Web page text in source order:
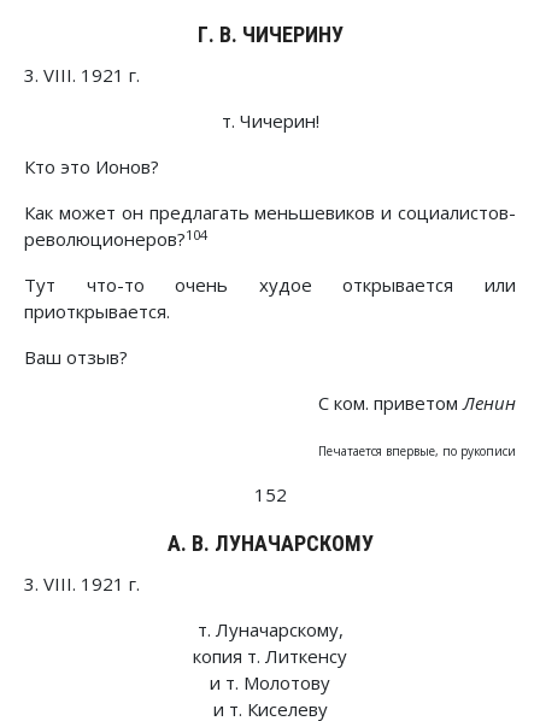
Г. В. ЧИЧЕРИНУ
3. VIII. 1921 г.
т. Чичерин!
Кто это Ионов?
Как может он предлагать меньшевиков и социалистов-
революционеров?104
Тут что-то очень худое открывается или
приоткрывается.
Ваш отзыв?
С ком. приветомЛенин
Печатается впервые, по рукописи
152
А. В. ЛУНАЧАРСКОМУ
3. VIII. 1921 г.
т. Луначарскому,
копия т. Литкенсу
и т. Молотову
и т. Киселеву